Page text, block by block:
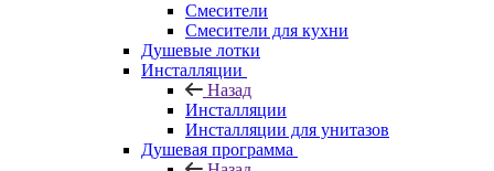
Смесители
Смесители для кухни
Душевые лотки
Инсталляции
Назад
Инсталляции
Инсталляции для унитазов
Душевая программа